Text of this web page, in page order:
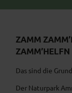
ZAMM
ZAMM’HELFN
Das sind die
Der Naturpark